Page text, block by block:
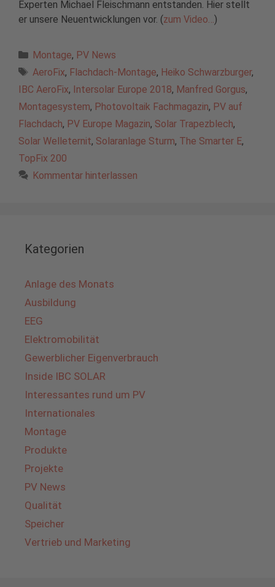
Experten Michael Fleischmann entstanden. Hier stellt
er unsere Neuentwicklungen vor. (zum Video… )
Kategorien
Montage, PV News
Schlagwörter
AeroFix, Flachdach-Montage, Heiko Schwarzburger,
IBC AeroFix, Intersolar Europe 2018, Manfred Gorgus,
Montagesystem, Photovoltaik Fachmagazin, PV auf
Flachdach, PV Europe Magazin, Solar Trapezblech,
Solar Welleternit, Solaranlage Sturm, The Smarter E,
TopFix 200
Kommentar hinterlassen
Kategorien
Anlage des Monats
Ausbildung
EEG
Elektromobilität
Gewerblicher Eigenverbrauch
Inside IBC SOLAR
Interessantes rund um PV
Internationales
Montage
Produkte
Projekte
PV News
Qualität
Speicher
Vertrieb und Marketing